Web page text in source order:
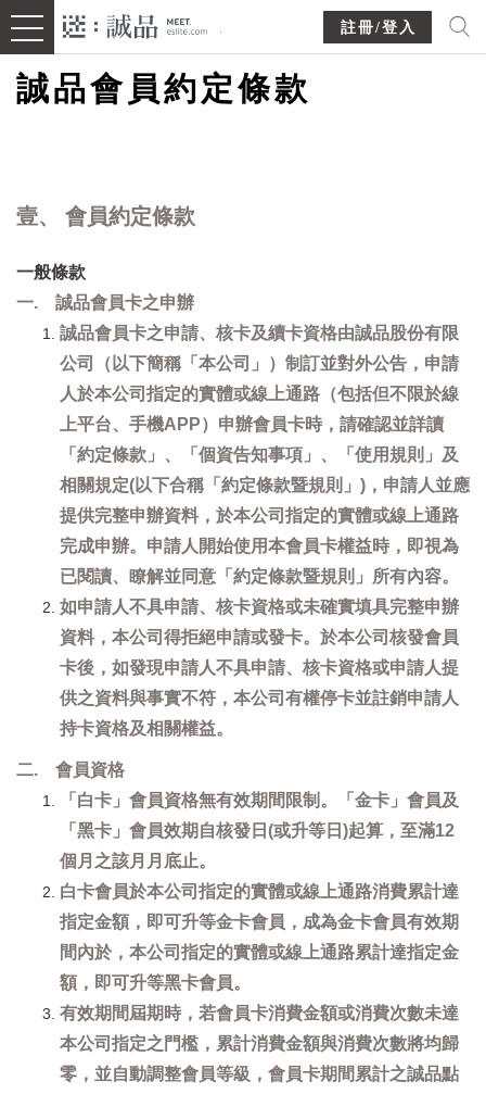
註冊/登入
誠品會員約定條款
壹、 會員約定條款
一般條款
一. 誠品會員卡之申辦
誠品會員卡之申請、核卡及續卡資格由誠品股份有限
公司（以下簡稱「本公司」）制訂並對外公告，申請
人於本公司指定的實體或線上通路（包括但不限於線
上平台、手機APP）申辦會員卡時，請確認並詳讀
「約定條款」、「個資告知事項」、「使用規則」及
相關規定(以下合稱「約定條款暨規則」)，申請人並應
提供完整申辦資料，於本公司指定的實體或線上通路
完成申辦。申請人開始使用本會員卡權益時，即視為
已閱讀、瞭解並同意「約定條款暨規則」所有內容。
如申請人不具申請、核卡資格或未確實填具完整申辦
資料，本公司得拒絕申請或發卡。於本公司核發會員
卡後，如發現申請人不具申請、核卡資格或申請人提
供之資料與事實不符，本公司有權停卡並註銷申請人
持卡資格及相關權益。
二. 會員資格
「白卡」會員資格無有效期間限制。「金卡」會員及
「黑卡」會員效期自核發日(或升等日)起算，至滿12
個月之該月月底止。
白卡會員於本公司指定的實體或線上通路消費累計達
指定金額，即可升等金卡會員，成為金卡會員有效期
間內於，本公司指定的實體或線上通路累計達指定金
額，即可升等黑卡會員。
有效期間屆期時，若會員卡消費金額或消費次數未達
本公司指定之門檻，累計消費金額與消費次數將均歸
零，並自動調整會員等級，會員卡期間累計之誠品點